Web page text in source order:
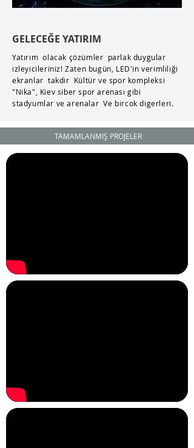
GELECEĞE YATIRIM
Yatırım olacak çözümler parlak duygular
izleyicileriniz! Zaten bugün, LED'in verimliliği
ekranlar takdir Kültür ve spor kompleksi
"Nika", Kiev siber spor arenası gibi
stadyumlar ve arenalar Ve bircok digerleri.
TAMAMLANMIŞ PROJELER